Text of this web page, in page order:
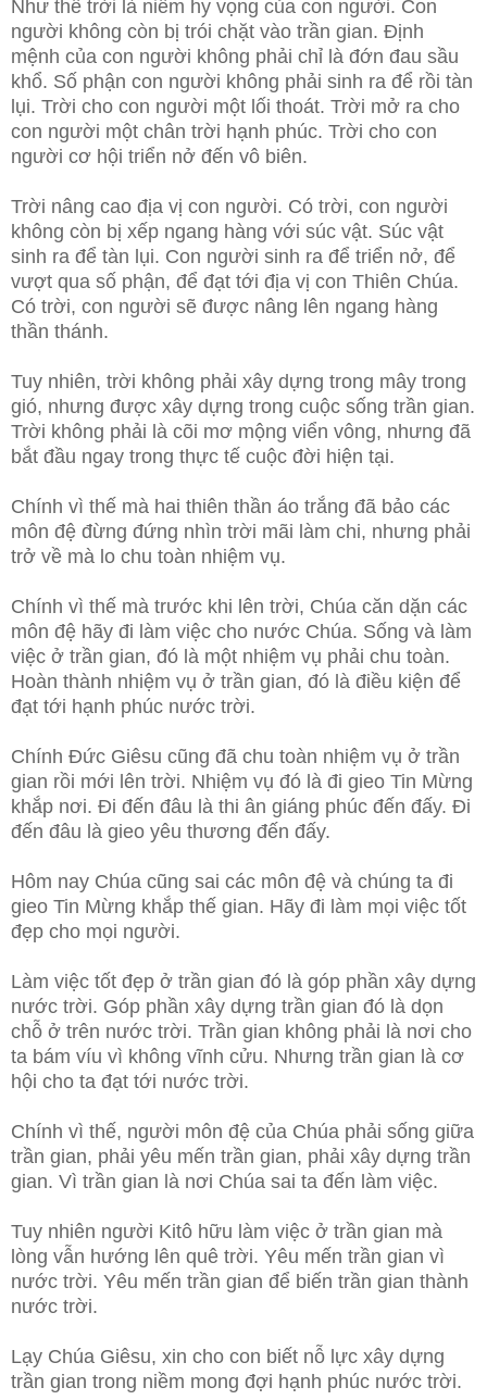
Như thế trời là niềm hy vọng của con người. Con
người không còn bị trói chặt vào trần gian. Định
mệnh của con người không phải chỉ là đớn đau sầu
khổ. Số phận con người không phải sinh ra để rồi tàn
lụi. Trời cho con người một lối thoát. Trời mở ra cho
con người một chân trời hạnh phúc. Trời cho con
người cơ hội triển nở đến vô biên.
Trời nâng cao địa vị con người. Có trời, con người
không còn bị xếp ngang hàng với súc vật. Súc vật
sinh ra để tàn lụi. Con người sinh ra để triển nở, để
vượt qua số phận, để đạt tới địa vị con Thiên Chúa.
Có trời, con người sẽ được nâng lên ngang hàng
thần thánh.
Tuy nhiên, trời không phải xây dựng trong mây trong
gió, nhưng được xây dựng trong cuộc sống trần gian.
Trời không phải là cõi mơ mộng viển vông, nhưng đã
bắt đầu ngay trong thực tế cuộc đời hiện tại.
Chính vì thế mà hai thiên thần áo trắng đã bảo các
môn đệ đừng đứng nhìn trời mãi làm chi, nhưng phải
trở về mà lo chu toàn nhiệm vụ.
Chính vì thế mà trước khi lên trời, Chúa căn dặn các
môn đệ hãy đi làm việc cho nước Chúa. Sống và làm
việc ở trần gian, đó là một nhiệm vụ phải chu toàn.
Hoàn thành nhiệm vụ ở trần gian, đó là điều kiện để
đạt tới hạnh phúc nước trời.
Chính Đức Giêsu cũng đã chu toàn nhiệm vụ ở trần
gian rồi mới lên trời. Nhiệm vụ đó là đi gieo Tin Mừng
khắp nơi. Đi đến đâu là thi ân giáng phúc đến đấy. Đi
đến đâu là gieo yêu thương đến đấy.
Hôm nay Chúa cũng sai các môn đệ và chúng ta đi
gieo Tin Mừng khắp thế gian. Hãy đi làm mọi việc tốt
đẹp cho mọi người.
Làm việc tốt đẹp ở trần gian đó là góp phần xây dựng
nước trời. Góp phần xây dựng trần gian đó là dọn
chỗ ở trên nước trời. Trần gian không phải là nơi cho
ta bám víu vì không vĩnh cửu. Nhưng trần gian là cơ
hội cho ta đạt tới nước trời.
Chính vì thế, người môn đệ của Chúa phải sống giữa
trần gian, phải yêu mến trần gian, phải xây dựng trần
gian. Vì trần gian là nơi Chúa sai ta đến làm việc.
Tuy nhiên người Kitô hữu làm việc ở trần gian mà
lòng vẫn hướng lên quê trời. Yêu mến trần gian vì
nước trời. Yêu mến trần gian để biến trần gian thành
nước trời.
Lạy Chúa Giêsu, xin cho con biết nỗ lực xây dựng
trần gian trong niềm mong đợi hạnh phúc nước trời.